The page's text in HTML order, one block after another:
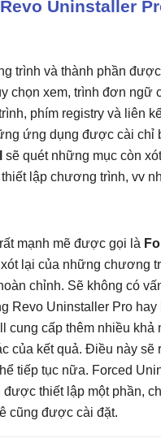
Uninstaller
trình và thành phần
chọn xem, trình đơn ngữ
phím registry và liên
ứng dụng được cài chỉ
sẽ quét những mục còn
lập chương trình, vv
mạnh mẽ được gọi là
lại của những chương
chỉnh. Sẽ không có
Revo Uninstaller Pro
cung cấp thêm nhiều
của kết quả. Điều này
tiếp tục nữa. Forced
thiết lập một phần,
cũng được cài đặt.